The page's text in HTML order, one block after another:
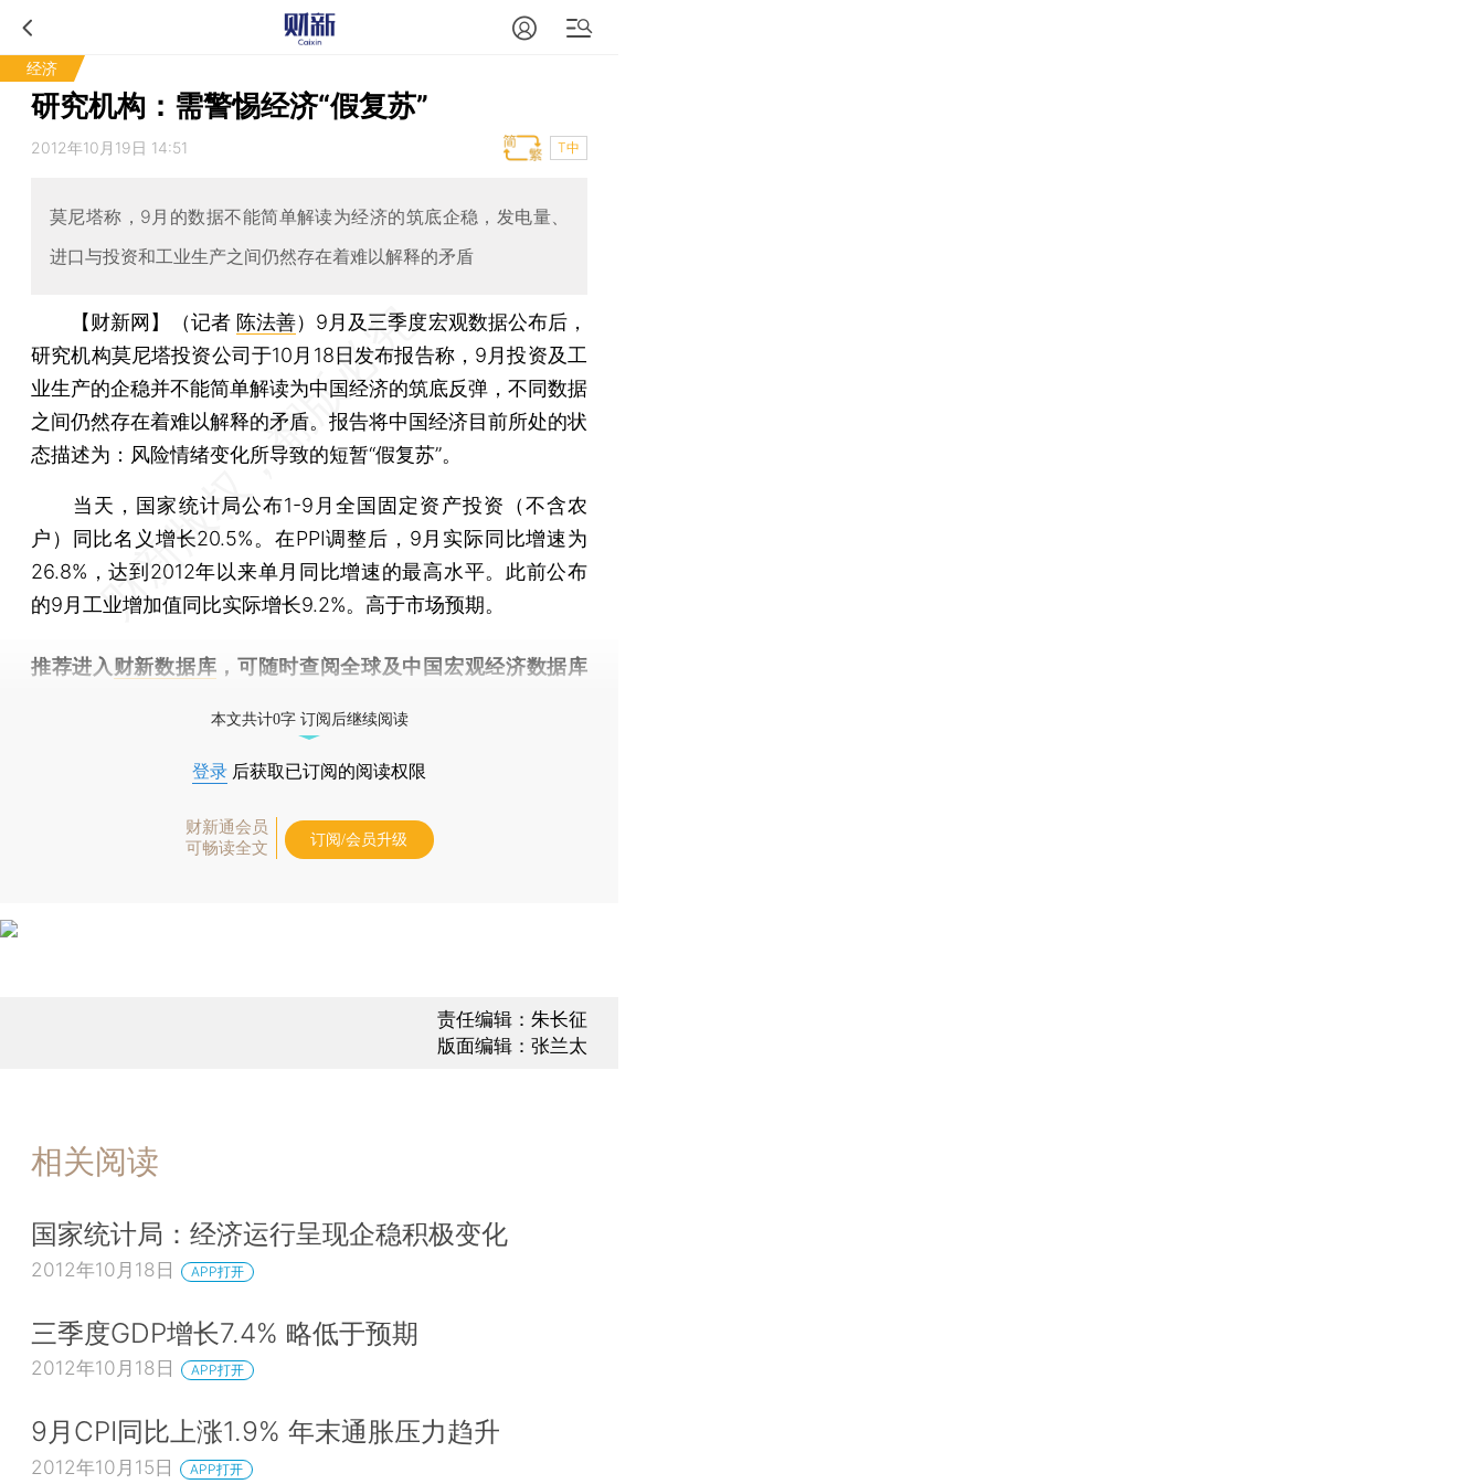
经济
研究机构：需警惕经济“假复苏”
2012年10月19日 14:51 T中
莫尼塔称，9月的数据不能简单解读为经济的筑底企稳，发电量、
进口与投资和工业生产之间仍然存在着难以解释的矛盾
【财新网】（记者 陈法善） 9月及三季度宏观数据公布后，
研究机构莫尼塔投资公司于10月18日发布报告称，9月投资及工
业生产的企稳并不能简单解读为中国经济的筑底反弹，不同数据
之间仍然存在着难以解释的矛盾。报告将中国经济目前所处的状
态描述为：风险情绪变化所导致的短暂“假复苏”。
当天，国家统计局公布1-9月全国固定资产投资（不含农
户）同比名义增长20.5%。在PPI调整后，9月实际同比增速为
26.8%，达到2012年以来单月同比增速的最高水平。此前公布
的9月工业增加值同比实际增长9.2%。高于市场预期。
推荐进入 财新数据库 ，可随时查阅全球及中国宏观经济数据库
本文共计0字 订阅后继续阅读
登录 后获取已订阅的阅读权限
财新通会员
可畅读全文
订阅/会员升级
责任编辑：朱长征
版面编辑：张兰太
相关阅读
国家统计局：经济运行呈现企稳积极变化
2012年10月18日 APP打开
三季度GDP增长7.4% 略低于预期
2012年10月18日 APP打开
9月CPI同比上涨1.9% 年末通胀压力趋升
2012年10月15日 APP打开